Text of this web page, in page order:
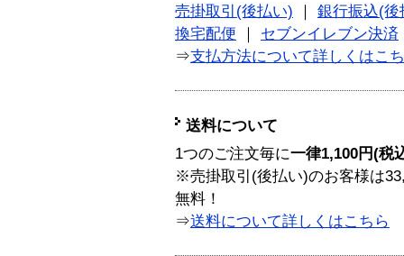
売掛取引(後払い)
銀行振込(後
換宅配便
セブンイレブン決済
⇒支払方法について詳しくはこ
送料について
1つのご注文毎に一律1,100円(税
※売掛取引(後払い)のお客様は
無料！
⇒送料について詳しくはこちら